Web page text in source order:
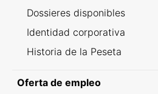
Dossieres disponibles
Identidad corporativa
Historia de la Peseta
Oferta de empleo